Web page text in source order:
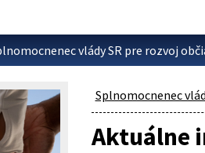
vlády SR pre rozvoj
Splnomocnenec
Aktuálne